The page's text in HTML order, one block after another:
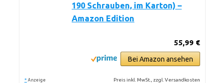
190 Schrauben, im Karton) –
Amazon Edition
55,99 €
Bei Amazon ansehen
* Anzeige Preis inkl. MwSt., zzgl. Versandkosten